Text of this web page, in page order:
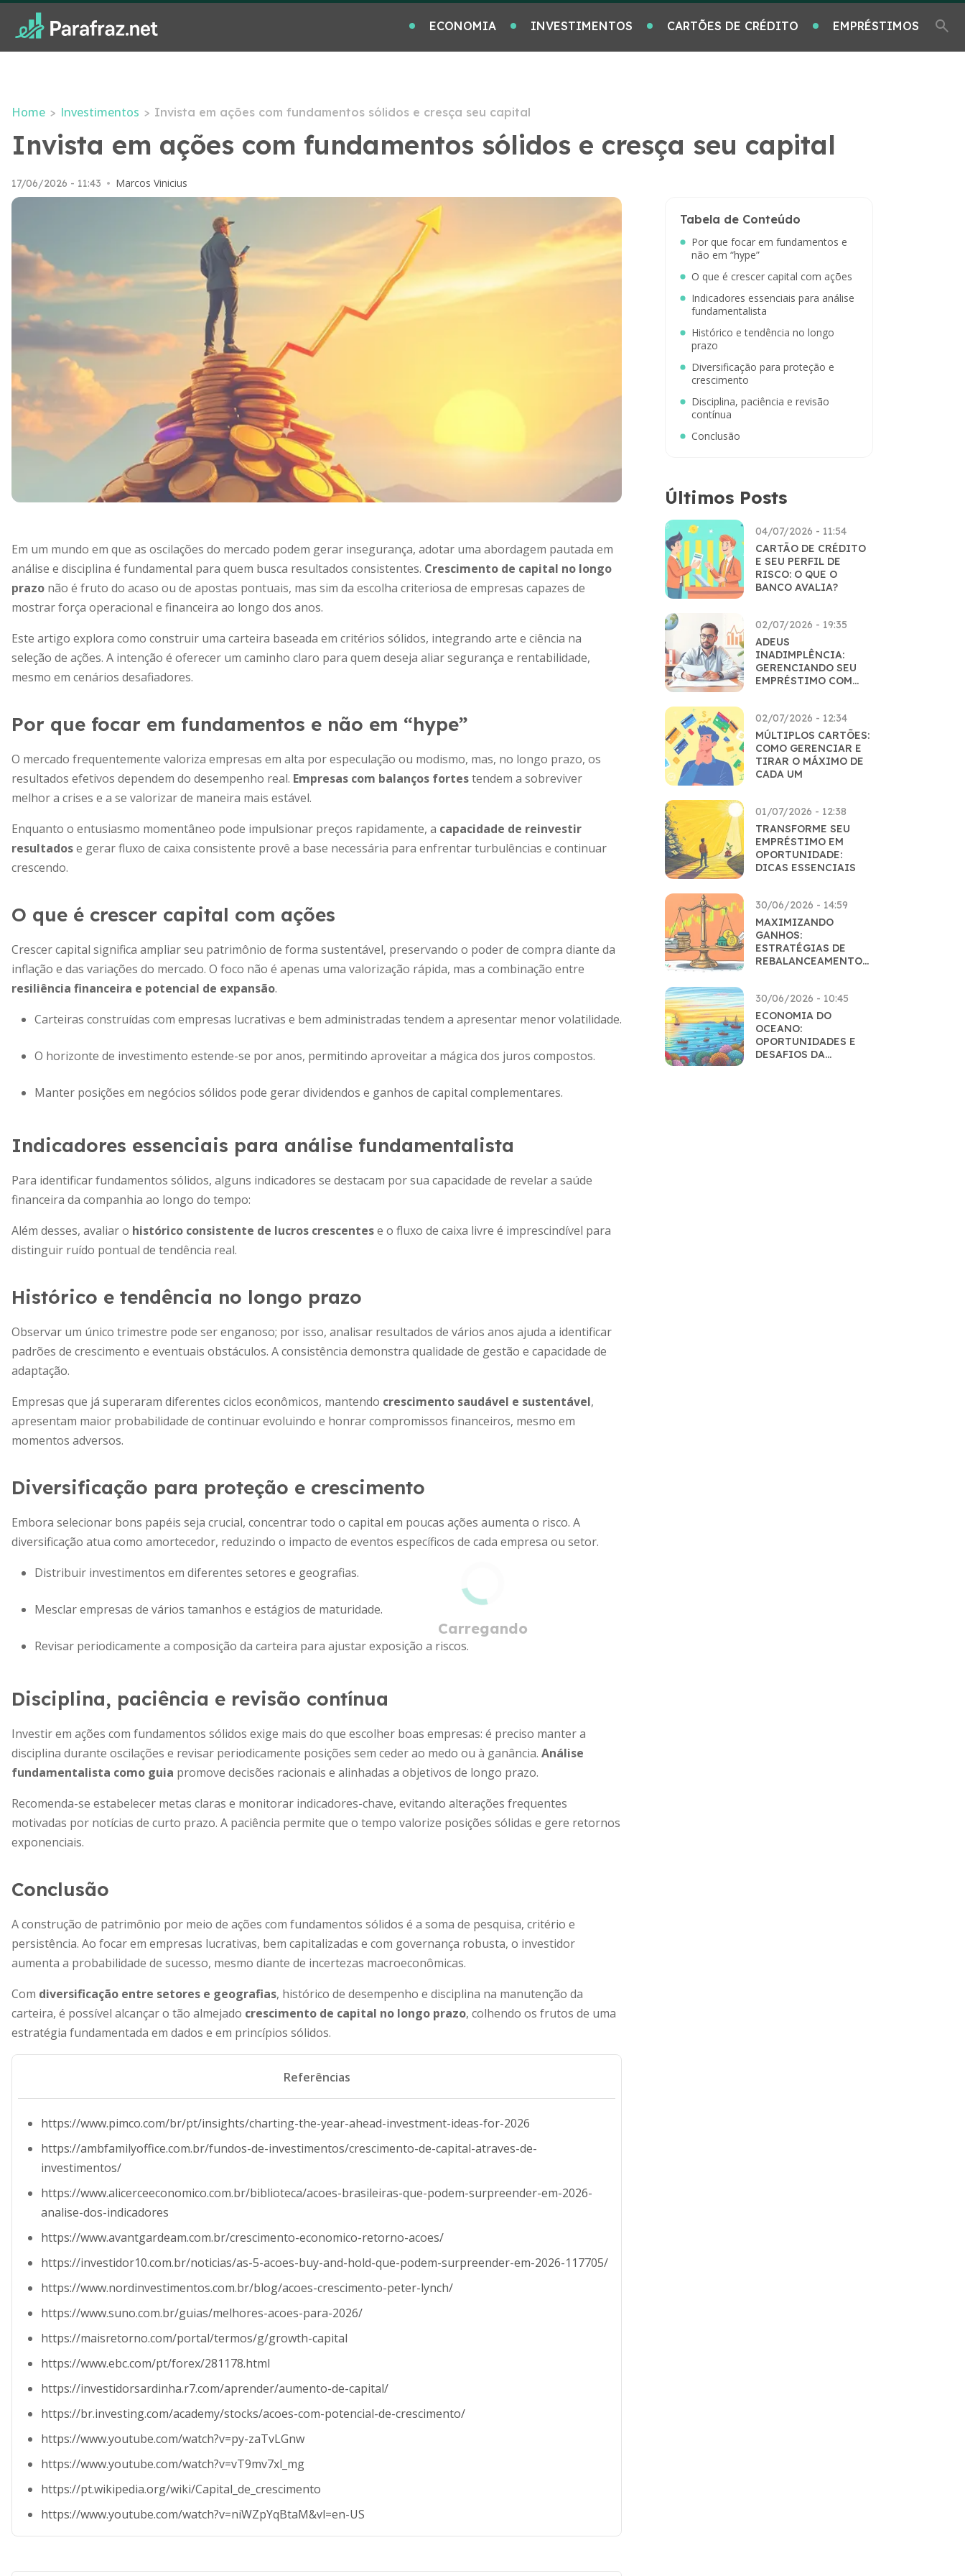
ECONOMIA INVESTIMENTOS CARTÕES DE CRÉDITO EMPRÉSTIMOS
Home > Investimentos > Invista em ações com fundamentos sólidos e cresça seu capital
Invista em ações com fundamentos sólidos e cresça seu capital
17/06/2026 - 11:43 • Marcos Vinicius
Em um mundo em que as oscilações do mercado podem gerar insegurança, adotar uma abordagem pautada em
análise e disciplina é fundamental para quem busca resultados consistentes. Crescimento de capital no longo
prazo não é fruto do acaso ou de apostas pontuais, mas sim da escolha criteriosa de empresas capazes de
mostrar força operacional e financeira ao longo dos anos.
Este artigo explora como construir uma carteira baseada em critérios sólidos, integrando arte e ciência na
seleção de ações. A intenção é oferecer um caminho claro para quem deseja aliar segurança e rentabilidade,
mesmo em cenários desafiadores.
Por que focar em fundamentos e não em “hype”
O mercado frequentemente valoriza empresas em alta por especulação ou modismo, mas, no longo prazo, os
resultados efetivos dependem do desempenho real. Empresas com balanços fortestendem a sobreviver
melhor a crises e a se valorizar de maneira mais estável.
Enquanto o entusiasmo momentâneo pode impulsionar preços rapidamente, a capacidade de reinvestir
resultadose gerar fluxo de caixa consistente provê a base necessária para enfrentar turbulências e continuar
crescendo.
O que é crescer capital com ações
Crescer capital significa ampliar seu patrimônio de forma sustentável, preservando o poder de compra diante da
inflação e das variações do mercado. O foco não é apenas uma valorização rápida, mas a combinação entre
resiliência financeira e potencial de expansão.
Carteiras construídas com empresas lucrativas e bem administradas tendem a apresentar menor volatilidade.
O horizonte de investimento estende-se por anos, permitindo aproveitar a mágica dos juros compostos.
Manter posições em negócios sólidos pode gerar dividendos e ganhos de capital complementares.
Indicadores essenciais para análise fundamentalista
Para identificar fundamentos sólidos, alguns indicadores se destacam por sua capacidade de revelar a saúde
financeira da companhia ao longo do tempo:
Além desses, avaliar o histórico consistente de lucros crescentese o fluxo de caixa livre é imprescindível para
distinguir ruído pontual de tendência real.
Histórico e tendência no longo prazo
Observar um único trimestre pode ser enganoso; por isso, analisar resultados de vários anos ajuda a identificar
padrões de crescimento e eventuais obstáculos. A consistência demonstra qualidade de gestão e capacidade de
adaptação.
Empresas que já superaram diferentes ciclos econômicos, mantendo crescimento saudável e sustentável,
apresentam maior probabilidade de continuar evoluindo e honrar compromissos financeiros, mesmo em
momentos adversos.
Diversificação para proteção e crescimento
Embora selecionar bons papéis seja crucial, concentrar todo o capital em poucas ações aumenta o risco. A
diversificação atua como amortecedor, reduzindo o impacto de eventos específicos de cada empresa ou setor.
Distribuir investimentos em diferentes setores e geografias.
Mesclar empresas de vários tamanhos e estágios de maturidade.
Revisar periodicamente a composição da carteira para ajustar exposição a riscos.
Disciplina, paciência e revisão contínua
Investir em ações com fundamentos sólidos exige mais do que escolher boas empresas: é preciso manter a
disciplina durante oscilações e revisar periodicamente posições sem ceder ao medo ou à ganância. Análise
fundamentalista como guia promove decisões racionais e alinhadas a objetivos de longo prazo.
Recomenda-se estabelecer metas claras e monitorar indicadores-chave, evitando alterações frequentes
motivadas por notícias de curto prazo. A paciência permite que o tempo valorize posições sólidas e gere retornos
exponenciais.
Conclusão
A construção de patrimônio por meio de ações com fundamentos sólidos é a soma de pesquisa, critério e
persistência. Ao focar em empresas lucrativas, bem capitalizadas e com governança robusta, o investidor
aumenta a probabilidade de sucesso, mesmo diante de incertezas macroeconômicas.
Com diversificação entre setores e geografias, histórico de desempenho e disciplina na manutenção da
carteira, é possível alcançar o tão almejado crescimento de capital no longo prazo, colhendo os frutos de uma
estratégia fundamentada em dados e em princípios sólidos.
Referências
https://www.pimco.com/br/pt/insights/charting-the-year-ahead-investment-ideas-for-2026
https://ambfamilyoffice.com.br/fundos-de-investimentos/crescimento-de-capital-atraves-de-
investimentos/
https://www.alicerceeconomico.com.br/biblioteca/acoes-brasileiras-que-podem-surpreender-em-2026-
analise-dos-indicadores
https://www.avantgardeam.com.br/crescimento-economico-retorno-acoes/
https://investidor10.com.br/noticias/as-5-acoes-buy-and-hold-que-podem-surpreender-em-2026-117705/
https://www.nordinvestimentos.com.br/blog/acoes-crescimento-peter-lynch/
https://www.suno.com.br/guias/melhores-acoes-para-2026/
https://maisretorno.com/portal/termos/g/growth-capital
https://www.ebc.com/pt/forex/281178.html
https://investidorsardinha.r7.com/aprender/aumento-de-capital/
https://br.investing.com/academy/stocks/acoes-com-potencial-de-crescimento/
https://www.youtube.com/watch?v=py-zaTvLGnw
https://www.youtube.com/watch?v=vT9mv7xl_mg
https://pt.wikipedia.org/wiki/Capital_de_crescimento
https://www.youtube.com/watch?v=niWZpYqBtaM&vl=en-US
Tabela de Conteúdo
Por que focar em fundamentos e
não em “hype”
O que é crescer capital com ações
Indicadores essenciais para análise
fundamentalista
Histórico e tendência no longo
prazo
Diversificação para proteção e
crescimento
Disciplina, paciência e revisão
contínua
Conclusão
Últimos Posts
04/07/2026 - 11:54
CARTÃO DE CRÉDITO
E SEU PERFIL DE
RISCO: O QUE O
BANCO AVALIA?
02/07/2026 - 19:35
ADEUS
INADIMPLÊNCIA:
GERENCIANDO SEU
EMPRÉSTIMO COM
02/07/2026 - 12:34
MÚLTIPLOS CARTÕES:
COMO GERENCIAR E
TIRAR O MÁXIMO DE
CADA UM
01/07/2026 - 12:38
TRANSFORME SEU
EMPRÉSTIMO EM
OPORTUNIDADE:
DICAS ESSENCIAIS
30/06/2026 - 14:59
MAXIMIZANDO
GANHOS:
ESTRATÉGIAS DE
REBALANCEAMENTO
30/06/2026 - 10:45
ECONOMIA DO
OCEANO:
OPORTUNIDADES E
DESAFIOS DA